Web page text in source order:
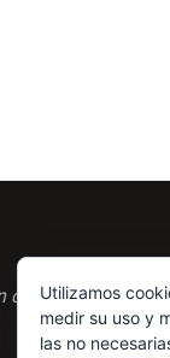
casa.com
Utilizamos
medir su uso y
las no